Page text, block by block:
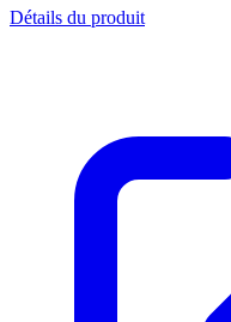
Détails du produit